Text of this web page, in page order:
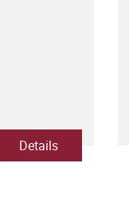
Details